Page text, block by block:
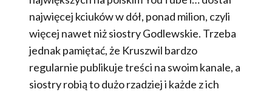
najwięcej kciuków w dół, ponad milion, czyli
więcej nawet niż siostry Godlewskie. Trzeba
jednak pamiętać, że Kruszwil bardzo
regularnie publikuje treści na swoim kanale, a
siostry robią to dużo rzadziej i każde z ich